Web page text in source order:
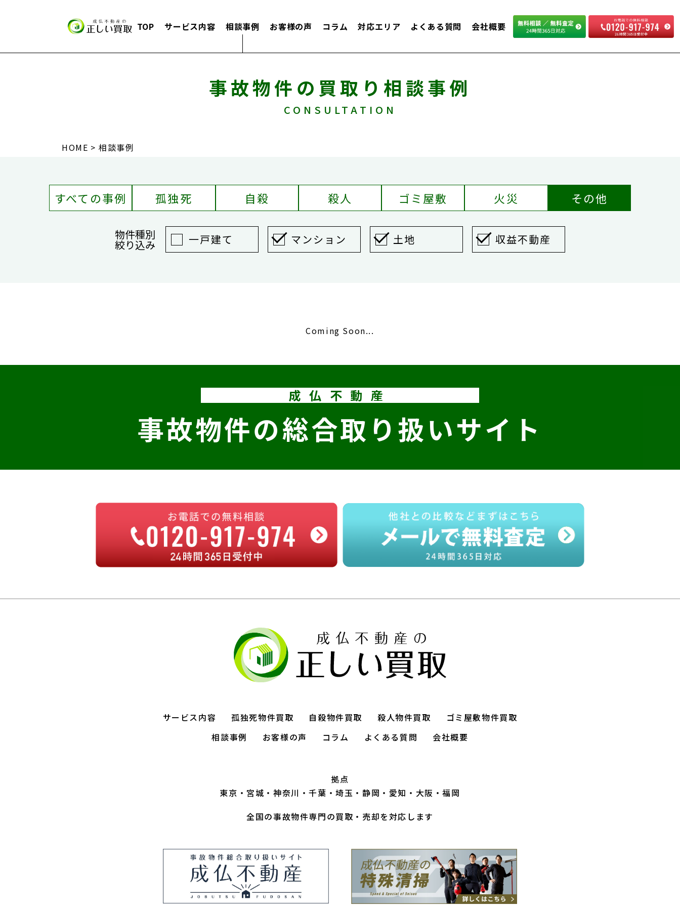
TOP サービス内容 相談事例 お客様の声 コラム 対応エリア よくある質問 会社概要
事故物件の買取り相談事例
CONSULTATION
HOME 相談事例
すべての事例 孤独死 自殺 殺人 ゴミ屋敷 火災 その他
物件種別
絞り込み 一戸建て マンション 土地 収益不動産
Coming Soon...
成仏不動産
事故物件の総合取り扱いサイト
サービス内容 孤独死物件買取 自殺物件買取 殺人物件買取
ゴミ屋敷物件買取
相談事例
お客様の声 コラム よくある質問 会社概要
拠点
東京
宮城 神奈川 千葉 埼玉 静岡 愛知 大阪
福岡
全国の事故物件専門の買取・売却を対応します